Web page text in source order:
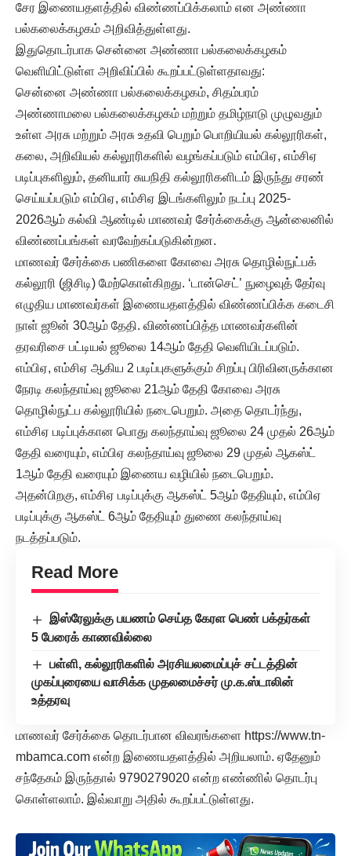
சேர இணையதளத்தில் விண்ணப்பிக்கலாம் என அண்ணா
பல்கலைக்கழகம் அறிவித்துள்ளது.
இதுதொடர்பாக சென்னை அண்ணா பல்கலைக்கழகம்
வெளியிட்டுள்ள அறிவிப்பில் கூறப்பட்டுள்ளதாவது:
சென்னை அண்ணா பல்கலைக்கழகம், சிதம்பரம்
அண்ணாமலை பல்கலைக்கழகம் மற்றும் தமிழ்நாடு முழுவதும்
உள்ள அரசு மற்றும் அரசு உதவி பெறும் பொறியியல் கல்லூரிகள்,
கலை, அறிவியல் கல்லூரிகளில் வழங்கப்படும் எம்பிஏ, எம்சிஏ
படிப்புகளிலும், தனியார் சுயநிதி கல்லூரிகளிடம் இருந்து சரண்
செய்யப்படும் எம்பிஏ, எம்சிஏ இடங்களிலும் நடப்பு 2025-
2026ஆம் கல்வி ஆண்டில் மாணவர் சேர்க்கைக்கு ஆன்லைனில்
விண்ணப்பங்கள் வரவேற்கப்படுகின்றன.
மாணவர் சேர்க்கை பணிகளை கோவை அரசு தொழில்நுட்பக்
கல்லூரி (ஜிசிடி) மேற்கொள்கிறது. ‘டான்செட்’ நுழைவுத் தேர்வு
எழுதிய மாணவர்கள் இணையதளத்தில் விண்ணப்பிக்க கடைசி
நாள் ஜூன் 30ஆம் தேதி. விண்ணப்பித்த மாணவர்களின்
தரவரிசை பட்டியல் ஜூலை 14ஆம் தேதி வெளியிடப்படும்.
எம்பிஏ, எம்சிஏ ஆகிய 2 படிப்புகளுக்கும் சிறப்பு பிரிவினருக்கான
நேரடி கலந்தாய்வு ஜூலை 21ஆம் தேதி கோவை அரசு
தொழில்நுட்ப கல்லூரியில் நடைபெறும். அதை தொடர்ந்து,
எம்சிஏ படிப்புக்கான பொது கலந்தாய்வு ஜூலை 24 முதல் 26ஆம்
தேதி வரையும், எம்பிஏ கலந்தாய்வு ஜூலை 29 முதல் ஆகஸ்ட்
1ஆம் தேதி வரையும் இணைய வழியில் நடைபெறும்.
அதன்பிறகு, எம்சிஏ படிப்புக்கு ஆகஸ்ட் 5ஆம் தேதியும், எம்பிஏ
படிப்புக்கு ஆகஸ்ட் 6ஆம் தேதியும் துணை கலந்தாய்வு
நடத்தப்படும்.
Read More
இஸ்ரேலுக்கு பயணம் செய்த கேரள பெண் பக்தர்கள்
5 பேரைக் காணவில்லை
பள்ளி, கல்லூரிகளில் அரசியலமைப்புச் சட்டத்தின்
முகப்புரையை வாசிக்க முதலமைச்சர் மு.க.ஸ்டாலின்
உத்தரவு
மாணவர் சேர்க்கை தொடர்பான விவரங்களை https://www.tn-
mbamca.com என்ற இணையதளத்தில் அறியலாம். ஏதேனும்
சந்தேகம் இருந்தால் 9790279020 என்ற எண்ணில் தொடர்பு
கொள்ளலாம். இவ்வாறு அதில் கூறப்பட்டுள்ளது.